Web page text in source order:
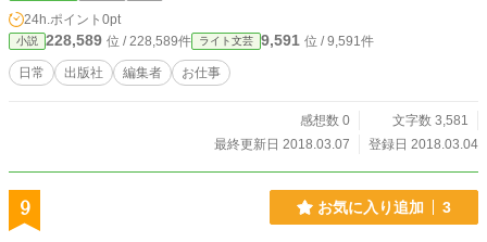
24h.ポイント 0pt
小説 228,589 位 / 228,589件 ライト文芸 9,591 位 / 9,591件
日常 出版社 編集者 お仕事
感想数 0
文字数 3,581
最終更新日 2018.03.07
登録日 2018.03.04
9 お気に入り追加 3